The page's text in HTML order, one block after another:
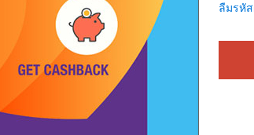
ลืมรหั